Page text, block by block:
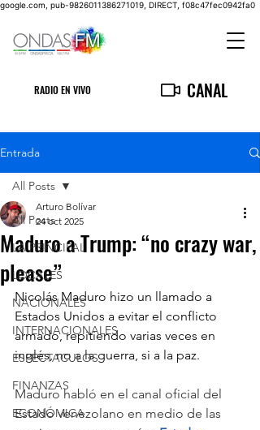
google.com, pub-9826011386271019, DIRECT, f08c47fec0942fa0
RADIO EN VIVO CANAL
Entrada
All Posts
LA PRINCIPAL
LOCALES
NACIONALES
INTERNACIONALES
ESPECTACULOS
FINANZAS
ECONÓMICA
All Posts
Maduro a Trump: “no crazy war,
please”
Arturo Bolívar
24 oct 2025
Nicolás Maduro hizo un llamado a
Estados Unidos a evitar el conflicto
armado, repitiendo varias veces en
inglés, no a la guerra, si a la paz.
Maduro habló en el canal oficial del
Estado venezolano en medio de las